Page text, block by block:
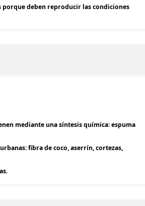
porque deben reproducir las condiciones
mediante una síntesis química: espuma
fibra de coco, aserrín, cortezas,